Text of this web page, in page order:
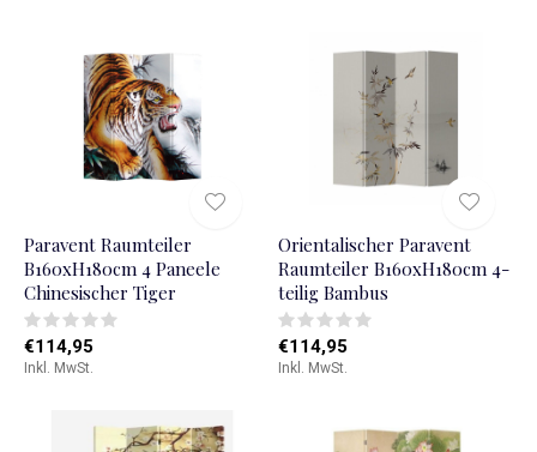
Paravent Raumteiler
B160xH180cm 4 Paneele
Chinesischer Tiger
€114,95
Inkl. MwSt.
Orientalischer Paravent
Raumteiler B160xH180cm 4-
teilig Bambus
€114,95
Inkl. MwSt.